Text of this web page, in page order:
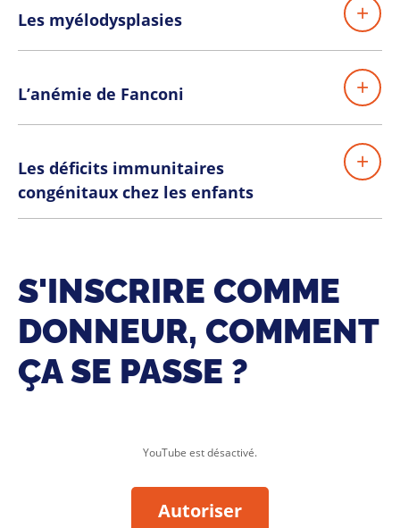
Les myélodysplasies
L’anémie de Fanconi
Les déficits immunitaires
congénitaux chez les enfants
S'INSCRIRE COMME
DONNEUR, COMMENT
ÇA SE PASSE ?
YouTube est désactivé.
Autoriser